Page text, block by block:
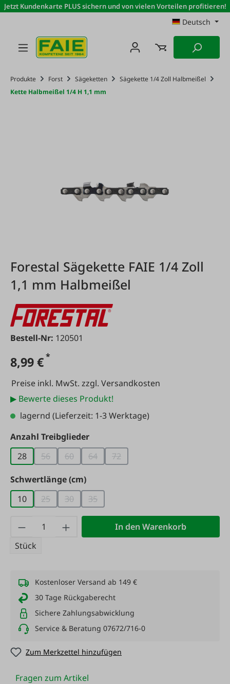
Zum Hauptinhalt springen
Jetzt Kundenkarte PLUS sichern und von vielen Vorteilen profitieren!
Deutsch
Produkte Forst Sägeketten
Sägekette 1/4 Zoll Halbmeißel
Kette Halbmeißel 1/4 H 1,1 mm
Forestal Sägekette FAIE 1/4 Zoll
1,1 mm Halbmeißel
Bestell-Nr: 120501
8,99 €*
Preise inkl. MwSt. zzgl. Versandkosten
▶ Bewerte dieses Produkt!
lagernd (Lieferzeit: 1-3 Werktage)
Anzahl Treibgliederauswählen
28
56(Diese Option ist zurzeit nicht verfügbar.)
60(Diese Option ist zurzeit nicht verfügbar.)
64(Diese Option ist zurzeit nicht
72(Diese Option ist zurzeit nicht
Schwertlänge (cm)auswählen
10
25(Diese Option ist zurzeit nicht verfügbar.)
30(Diese Option ist zurzeit nicht verfügbar.)
35(Diese Option ist zurzeit nicht
Produkt Anzahl: Gib den gewünschten
Stück
In den Warenkorb
Kostenloser Versand ab 149 €
30 Tage Rückgaberecht
Sichere Zahlungsabwicklung
Service & Beratung 07672/716-0
Zum Merkzettel hinzufügen
Fragen zum Artikel